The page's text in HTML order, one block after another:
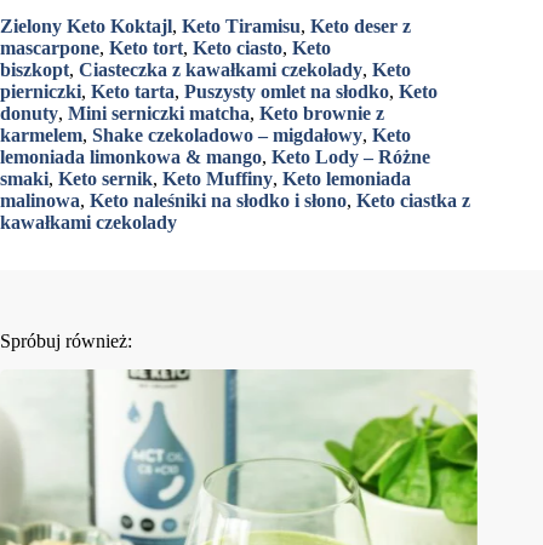
Zielony Keto Koktajl, Keto Tiramisu, Keto deser z
mascarpone, Keto tort, Keto ciasto, Keto
biszkopt, Ciasteczka z kawałkami czekolady, Keto
pierniczki, Keto tarta, Puszysty omlet na słodko, Keto
donuty, Mini serniczki matcha, Keto brownie z
karmelem, Shake czekoladowo – migdałowy, Keto
lemoniada limonkowa & mango, Keto Lody – Różne
smaki, Keto sernik, Keto Muffiny, Keto lemoniada
malinowa, Keto naleśniki na słodko i słono, Keto ciastka z
kawałkami czekolady
Spróbuj również: